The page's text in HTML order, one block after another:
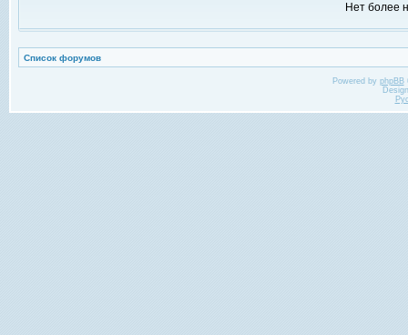
Нет более
Список форумов
Powered by phpBB